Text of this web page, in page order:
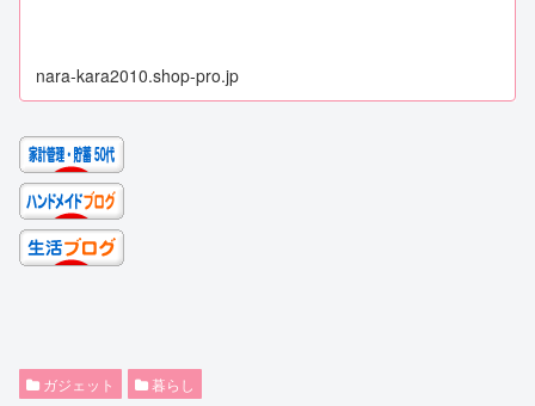
nara-kara2010.shop-pro.jp
ガジェット 暮らし